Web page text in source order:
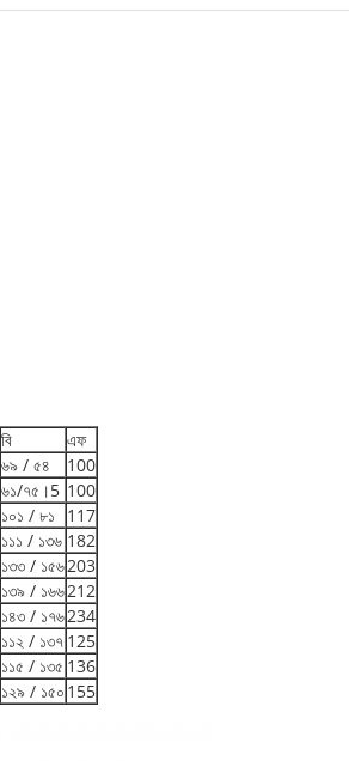
বি
এফ
৬৯ / ৫৪
100
৬১/৭৫।5 100
১০১ / ৮১
117
১১১ / ১৩৬ 182
১৩৩ / ১৫৬203
১৩৯ / ১৬৬212
১৪৩ / ১৭৬234
১১২ / ১৩৭ 125
১১৫ / ১৩৫ 136
১২৯ / ১৫০ 155